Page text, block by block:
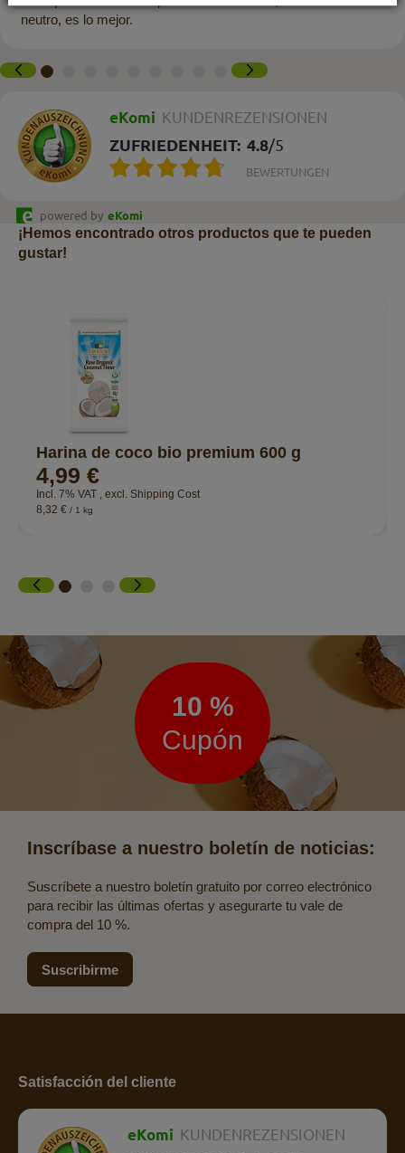
neutro, es lo mejor.
eKomi KUNDENREZENSIONEN
ZUFRIEDENHEIT: 4.8/5
BEWERTUNGEN
powered by eKomi
¡Hemos encontrado otros productos que te pueden
gustar!
Harina de coco bio premium 600 g
4,99 €
Incl. 7% VAT excl. Shipping Cost
8,32 € / 1 kg
Boletín
de
noticias
10 %
Cupón
Inscríbase a nuestro boletín de noticias:
Suscríbete a nuestro boletín gratuito por correo electrónico
para recibir las últimas ofertas y asegurarte tu vale de
compra del 10 %.
Suscribirme
Satisfacción del cliente
eKomi KUNDENREZENSIONEN